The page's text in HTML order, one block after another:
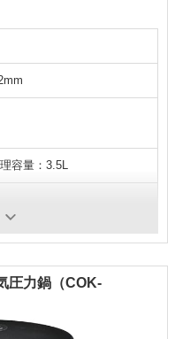
容量：3.5L
圧力鍋（COK-